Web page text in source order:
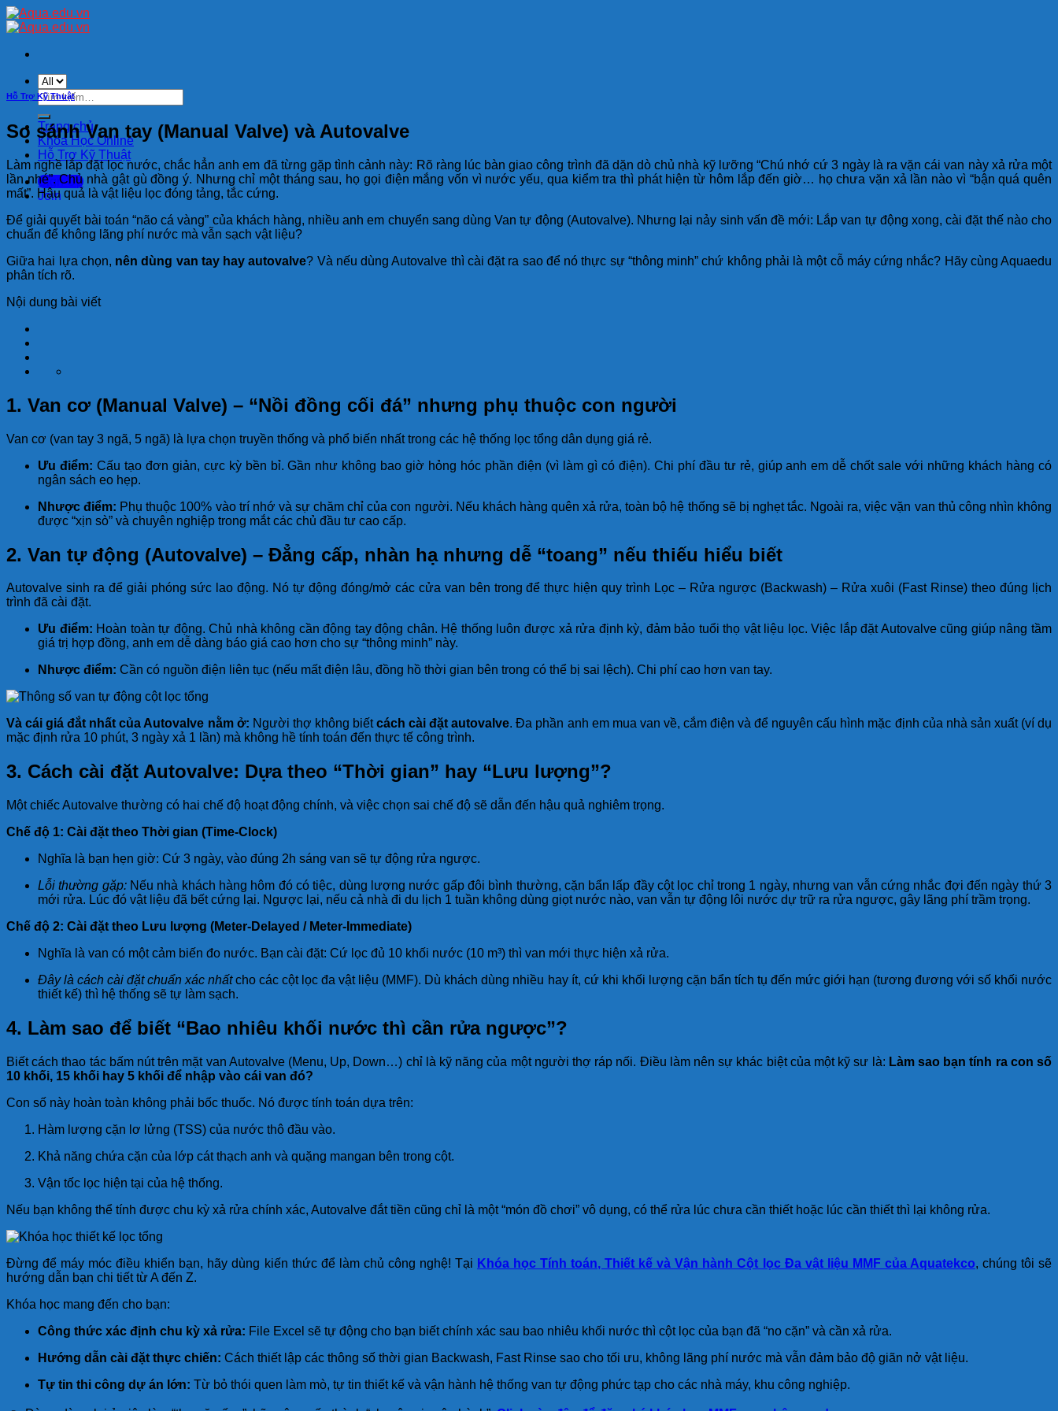
Skip
to
Tìm
kiếm:
Trang chủ
Khóa Học Online
Hỗ Trợ Kỹ Thuật
Sign Up
Join
Hỗ Trợ Kỹ Thuật
So sánh Van tay (Manual Valve) và Autovalve
Làm nghề lắp đặt lọc nước, chắc hẳn anh em đã từng gặp tình cảnh này: Rõ ràng lúc bàn giao công trình đã dặn dò chủ nhà kỹ lưỡng “Chú nhớ cứ 3 ngày là ra vặn cái van này xả rửa một
lần nhé”. Chủ nhà gật gù đồng ý. Nhưng chỉ một tháng sau, họ gọi điện mắng vốn vì nước yếu, qua kiểm tra thì phát hiện từ hôm lắp đến giờ… họ chưa vặn xả lần nào vì “bận quá quên
mất”. Hậu quả là vật liệu lọc đóng tảng, tắc cứng.
Để giải quyết bài toán “não cá vàng” của khách hàng, nhiều anh em chuyển sang dùng Van tự động (Autovalve). Nhưng lại nảy sinh vấn đề mới: Lắp van tự động xong, cài đặt thế nào cho
chuẩn để không lãng phí nước mà vẫn sạch vật liệu?
Giữa hai lựa chọn, nên dùng van tay hay autovalve? Và nếu dùng Autovalve thì cài đặt ra sao để nó thực sự “thông minh” chứ không phải là một cỗ máy cứng nhắc? Hãy cùng Aquaedu
phân tích rõ.
Nội dung bài viết
1. Van cơ (Manual Valve) – “Nồi đồng cối đá” nhưng phụ thuộc con người
Van cơ (van tay 3 ngã, 5 ngã) là lựa chọn truyền thống và phổ biến nhất trong các hệ thống lọc tổng dân dụng giá rẻ.
Ưu điểm: Cấu tạo đơn giản, cực kỳ bền bỉ. Gần như không bao giờ hỏng hóc phần điện (vì làm gì có điện). Chi phí đầu tư rẻ, giúp anh em dễ chốt sale với những khách hàng có
ngân sách eo hẹp.
Nhược điểm: Phụ thuộc 100% vào trí nhớ và sự chăm chỉ của con người. Nếu khách hàng quên xả rửa, toàn bộ hệ thống sẽ bị nghẹt tắc. Ngoài ra, việc vặn van thủ công nhìn không
được “xịn sò” và chuyên nghiệp trong mắt các chủ đầu tư cao cấp.
2. Van tự động (Autovalve) – Đẳng cấp, nhàn hạ nhưng dễ “toang” nếu thiếu hiểu biết
Autovalve sinh ra để giải phóng sức lao động. Nó tự động đóng/mở các cửa van bên trong để thực hiện quy trình Lọc – Rửa ngược (Backwash) – Rửa xuôi (Fast Rinse) theo đúng lịch
trình đã cài đặt.
Ưu điểm: Hoàn toàn tự động. Chủ nhà không cần động tay động chân. Hệ thống luôn được xả rửa định kỳ, đảm bảo tuổi thọ vật liệu lọc. Việc lắp đặt Autovalve cũng giúp nâng tầm
giá trị hợp đồng, anh em dễ dàng báo giá cao hơn cho sự “thông minh” này.
Nhược điểm: Cần có nguồn điện liên tục (nếu mất điện lâu, đồng hồ thời gian bên trong có thể bị sai lệch). Chi phí cao hơn van tay.
Và cái giá đắt nhất của Autovalve nằm ở: Người thợ không biếtcách cài đặt autovalve. Đa phần anh em mua van về, cắm điện và để nguyên cấu hình mặc định của nhà sản xuất (ví dụ
mặc định rửa 10 phút, 3 ngày xả 1 lần) mà không hề tính toán đến thực tế công trình.
3. Cách cài đặt Autovalve: Dựa theo “Thời gian” hay “Lưu lượng”?
Một chiếc Autovalve thường có hai chế độ hoạt động chính, và việc chọn sai chế độ sẽ dẫn đến hậu quả nghiêm trọng.
Chế độ 1: Cài đặt theo Thời gian (Time-Clock)
Nghĩa là bạn hẹn giờ: Cứ 3 ngày, vào đúng 2h sáng van sẽ tự động rửa ngược.
Lỗi thường gặp:Nếu nhà khách hàng hôm đó có tiệc, dùng lượng nước gấp đôi bình thường, cặn bẩn lấp đầy cột lọc chỉ trong 1 ngày, nhưng van vẫn cứng nhắc đợi đến ngày thứ 3
mới rửa. Lúc đó vật liệu đã bết cứng lại. Ngược lại, nếu cả nhà đi du lịch 1 tuần không dùng giọt nước nào, van vẫn tự động lôi nước dự trữ ra rửa ngược, gây lãng phí trầm trọng.
Chế độ 2: Cài đặt theo Lưu lượng (Meter-Delayed / Meter-Immediate)
Nghĩa là van có một cảm biến đo nước. Bạn cài đặt: Cứ lọc đủ 10 khối nước (10 m³) thì van mới thực hiện xả rửa.
Đây là cách cài đặt chuẩn xác nhấtcho các cột lọc đa vật liệu (MMF). Dù khách dùng nhiều hay ít, cứ khi khối lượng cặn bẩn tích tụ đến mức giới hạn (tương đương với số khối nước
thiết kế) thì hệ thống sẽ tự làm sạch.
4. Làm sao để biết “Bao nhiêu khối nước thì cần rửa ngược”?
Biết cách thao tác bấm nút trên mặt van Autovalve (Menu, Up, Down…) chỉ là kỹ năng của một người thợ ráp nối. Điều làm nên sự khác biệt của một kỹ sư là: Làm sao bạn tính ra con số
10 khối, 15 khối hay 5 khối để nhập vào cái van đó?
Con số này hoàn toàn không phải bốc thuốc. Nó được tính toán dựa trên:
Hàm lượng cặn lơ lửng (TSS) của nước thô đầu vào.
Khả năng chứa cặn của lớp cát thạch anh và quặng mangan bên trong cột.
Vận tốc lọc hiện tại của hệ thống.
Nếu bạn không thể tính được chu kỳ xả rửa chính xác, Autovalve đắt tiền cũng chỉ là một “món đồ chơi” vô dụng, có thể rửa lúc chưa cần thiết hoặc lúc cần thiết thì lại không rửa.
Đừng để máy móc điều khiển bạn, hãy dùng kiến thức để làm chủ công nghệ! Tại Khóa học Tính toán, Thiết kế và Vận hành Cột lọc Đa vật liệu MMF của Aquatekco, chúng tôi sẽ
hướng dẫn bạn chi tiết từ A đến Z.
Khóa học mang đến cho bạn:
Công thức xác định chu kỳ xả rửa: File Excel sẽ tự động cho bạn biết chính xác sau bao nhiêu khối nước thì cột lọc của bạn đã “no cặn” và cần xả rửa.
Hướng dẫn cài đặt thực chiến: Cách thiết lập các thông số thời gian Backwash, Fast Rinse sao cho tối ưu, không lãng phí nước mà vẫn đảm bảo độ giãn nở vật liệu.
Tự tin thi công dự án lớn: Từ bỏ thói quen làm mò, tự tin thiết kế và vận hành hệ thống van tự động phức tạp cho các nhà máy, khu công nghiệp.